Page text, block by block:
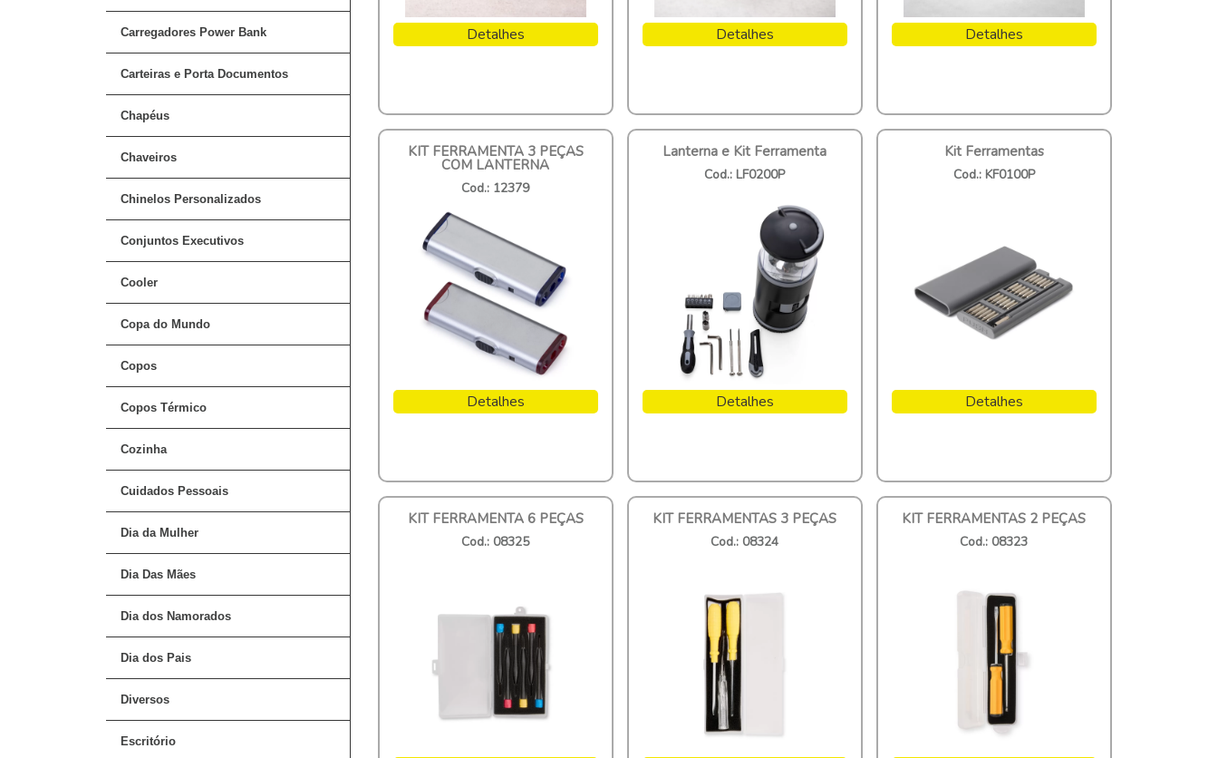
Carregadores Power Bank
Carteiras e Porta Documentos
Chapéus
Chaveiros
Chinelos Personalizados
Conjuntos Executivos
Cooler
Copa do Mundo
Copos
Copos Térmico
Cozinha
Cuidados Pessoais
Dia da Mulher
Dia Das Mães
Dia dos Namorados
Dia dos Pais
Diversos
Escritório
Detalhes Detalhes Detalhes
KIT FERRAMENTA 3 PEÇAS
COM LANTERNA
Cod.: 12379
Detalhes
Lanterna e Kit Ferramenta
Cod.: LF0200P
Detalhes
Kit Ferramentas
Cod.: KF0100P
Detalhes
KIT FERRAMENTA 6 PEÇAS
Cod.: 08325
KIT FERRAMENTAS 3 PEÇAS
Cod.: 08324
KIT FERRAMENTAS 2 PEÇAS
Cod.: 08323